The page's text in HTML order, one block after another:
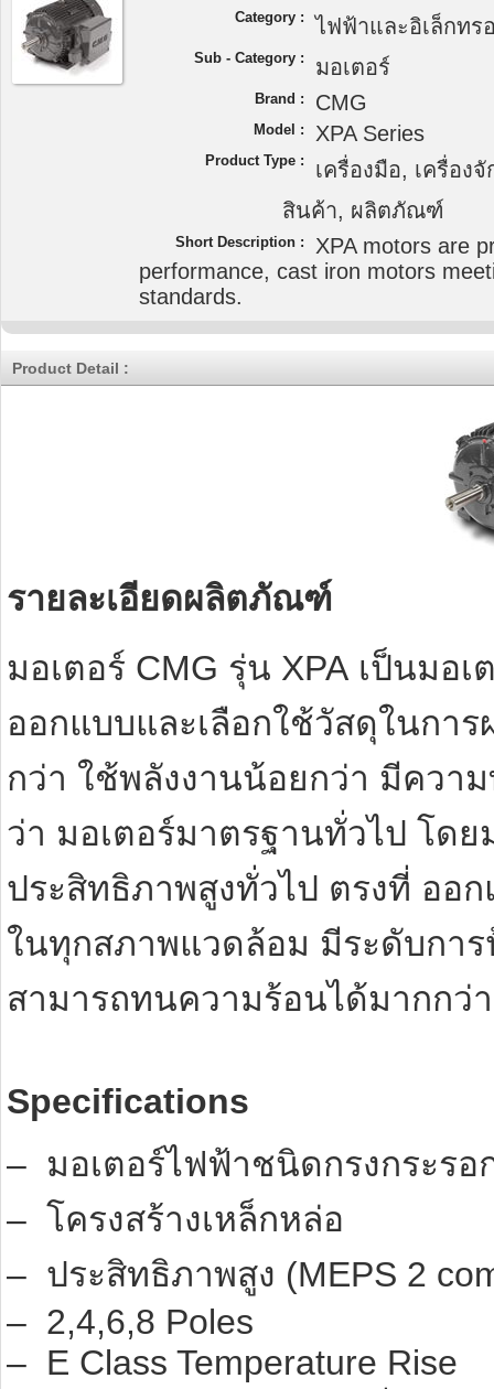
Category : ไฟฟ้าและอิเล็กทร
Sub - Category : มอเตอร์
Brand : CMG
Model : XPA Series
Product Type :
เครื่องมือ, เครื่อง
สินค้า, ผลิตภัณฑ์
Short Description :
XPA motors are
performance, cast iron motors
standards.
Product Detail :
รายละเอียดผลิตภัณฑ์
มอเตอร์ CMG รุ่น XPA เป็นมอเ
ออกแบบและเลือกใช้วัสดุในก
กว่า ใช้พลังงานน้อยกว่า มีควา
ว่า มอเตอร์มาตรฐานทั่วไป โด
ประสิทธิภาพสูงทั่วไป ตรงที่ ออ
ในทุกสภาพแวดล้อม มีระดับกา
สามารถทนความร้อนได้มากกว่า
Specifications
– มอเตอร์ไฟฟ้าชนิดกรงกระรอ
– โครงสร้างเหล็กหล่อ
– ประสิทธิภาพสูง (MEPS 2
– 2,4,6,8 Poles
– E Class Temperature Rise